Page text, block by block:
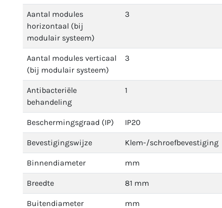
Aantal modules
horizontaal (bij
modulair systeem)
3
Aantal modules verticaal
(bij modulair systeem)
3
Antibacteriële
behandeling
1
Beschermingsgraad (IP) IP20
Bevestigingswijze Klem-/schroefbevestiging
Binnendiameter mm
Breedte 81 mm
Buitendiameter mm